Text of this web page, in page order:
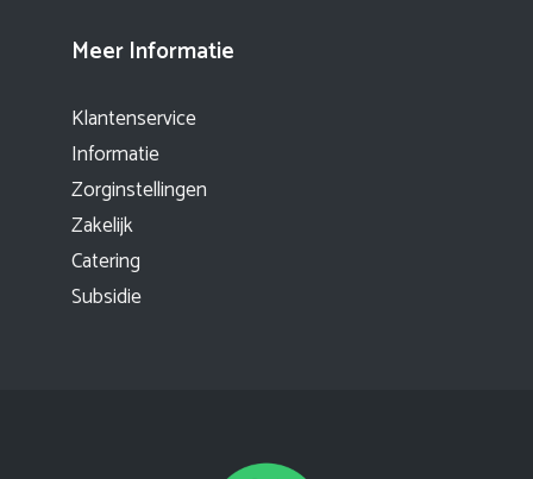
Meer Informatie
Klantenservice
Informatie
Zorginstellingen
Zakelijk
Catering
Subsidie